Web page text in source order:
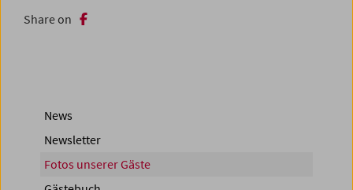
Share on
News
Newsletter
Fotos unserer Gäste